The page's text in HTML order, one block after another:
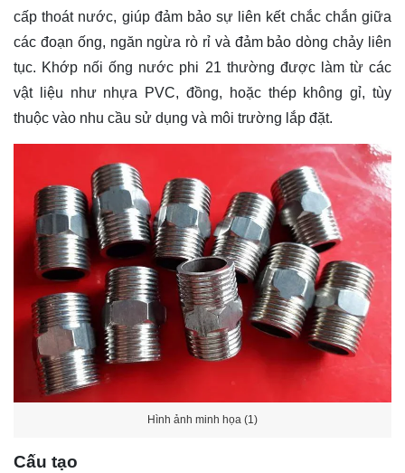
cấp thoát nước, giúp đảm bảo sự liên kết chắc chắn giữa
các đoạn ống, ngăn ngừa rò rỉ và đảm bảo dòng chảy liên
tục. Khớp nối ống nước phi 21 thường được làm từ các
vật liệu như nhựa PVC, đồng, hoặc thép không gỉ, tùy
thuộc vào nhu cầu sử dụng và môi trường lắp đặt.
Hình ảnh minh họa (1)
Cấu tạo